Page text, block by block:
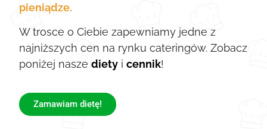
pieniądze.
W trosce o Ciebie zapewniamy jedne z
najniższych cen na rynku cateringów. Zobacz
poniżej naszediety icennik!
Zamawiam dietę!